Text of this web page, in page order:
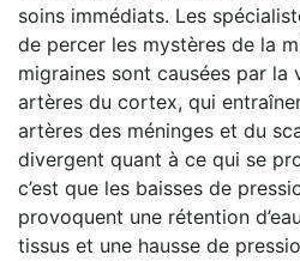
soins immédiats. Les
de percer les mystères de la
migraines sont causées par
artères du cortex, qui
artères des méninges et du
divergent quant à ce qui se
c’est que les baisses de
provoquent une rétention
tissus et une hausse de